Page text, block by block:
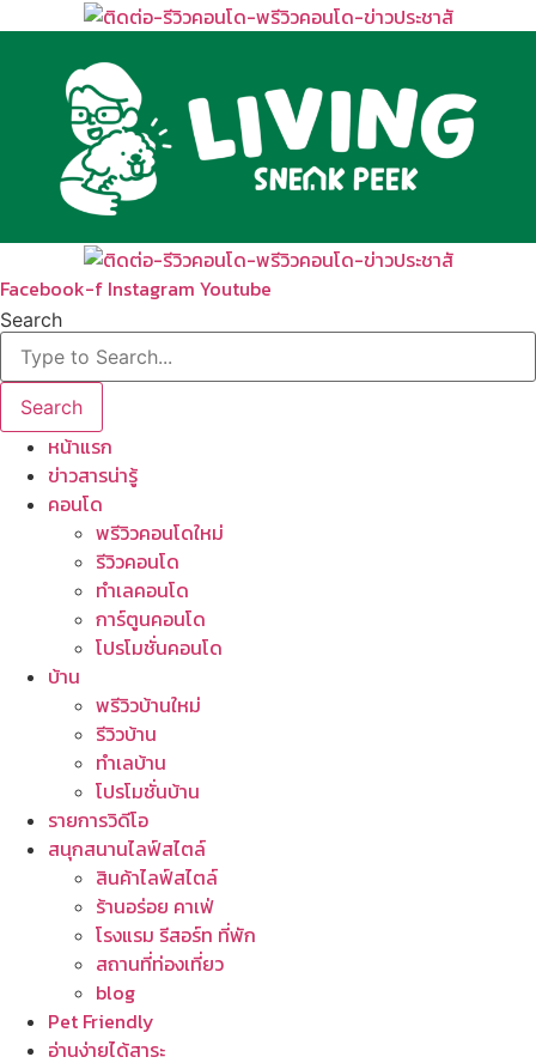
Facebook-f Instagram Youtube
Search
Search
หน้าแรก
ข่าวสารน่ารู้
คอนโด
พรีวิวคอนโดใหม่
รีวิวคอนโด
ทำเลคอนโด
การ์ตูนคอนโด
โปรโมชั่นคอนโด
บ้าน
พรีวิวบ้านใหม่
รีวิวบ้าน
ทำเลบ้าน
โปรโมชั่นบ้าน
รายการวิดีโอ
สนุกสนานไลฟ์สไตล์
สินค้าไลฟ์สไตล์
ร้านอร่อย คาเฟ่
โรงแรม รีสอร์ท ที่พัก
สถานที่ท่องเที่ยว
blog
Pet Friendly
อ่านง่ายได้สาระ